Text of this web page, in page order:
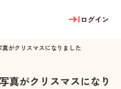
ログイン
真がクリスマスになりました
真がクリスマスになり